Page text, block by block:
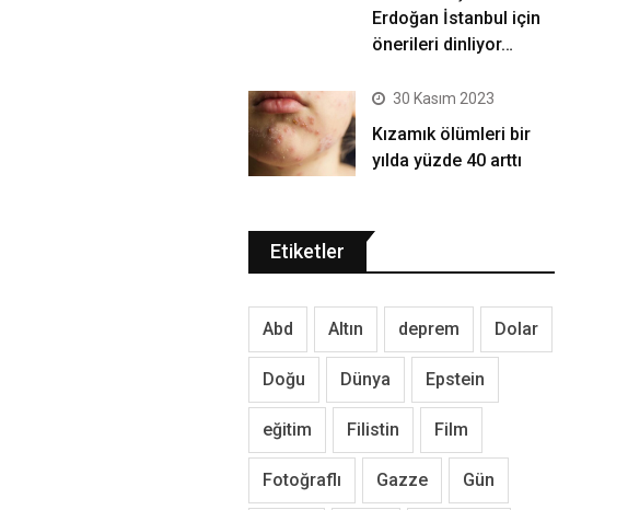
Erdoğan İstanbul için
önerileri dinliyor…
30 Kasım 2023
Kızamık ölümleri bir
yılda yüzde 40 arttı
Etiketler
Abd Altın deprem Dolar
Doğu Dünya Epstein
eğitim Filistin Film
Fotoğraflı Gazze Gün